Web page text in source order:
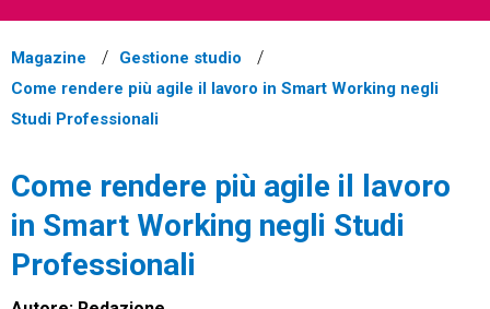
Magazine
Gestione studio
Come rendere più agile il lavoro in Smart Working negli
Studi Professionali
Come rendere più agile il lavoro
in Smart Working negli Studi
Professionali